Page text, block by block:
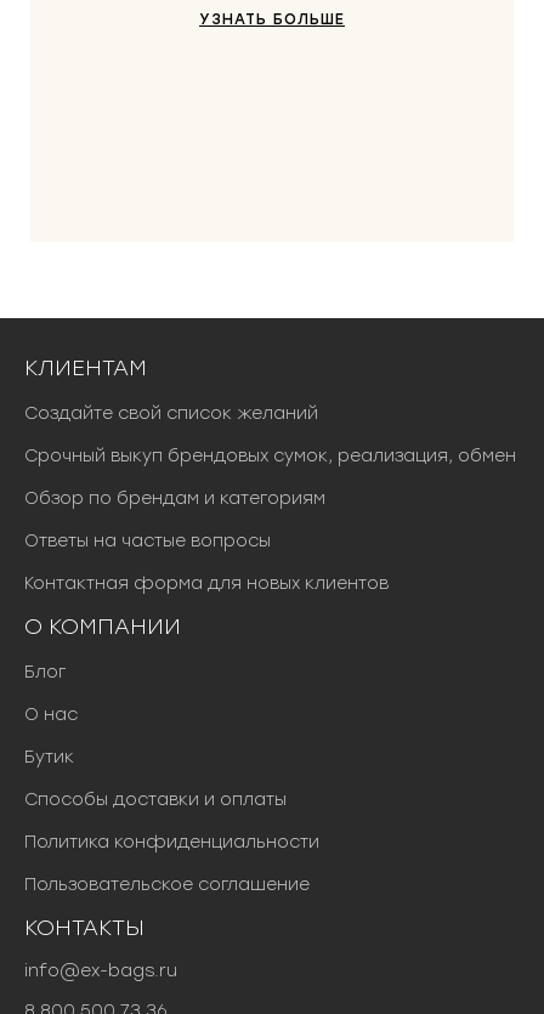
УЗНАТЬ БОЛЬШЕ
КЛИЕНТАМ
Создайте свой список желаний
Срочный выкуп брендовых сумок, реализация, обмен
Обзор по брендам и категориям
Ответы на частые вопросы
Контактная форма для новых клиентов
О КОМПАНИИ
Блог
О нас
Бутик
Способы доставки и оплаты
Политика конфиденциальности
Пользовательское соглашение
КОНТАКТЫ
info@ex-bags.ru